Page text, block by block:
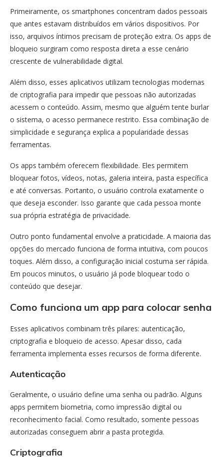
Primeiramente, os smartphones concentram dados pessoais
que antes estavam distribuídos em vários dispositivos. Por
isso, arquivos íntimos precisam de proteção extra. Os apps de
bloqueio surgiram como resposta direta a esse cenário
crescente de vulnerabilidade digital.
Além disso, esses aplicativos utilizam tecnologias modernas
de criptografia para impedir que pessoas não autorizadas
acessem o conteúdo. Assim, mesmo que alguém tente burlar
o sistema, o acesso permanece restrito. Essa combinação de
simplicidade e segurança explica a popularidade dessas
ferramentas.
Os apps também oferecem flexibilidade. Eles permitem
bloquear fotos, vídeos, notas, galeria inteira, pasta específica
e até conversas. Portanto, o usuário controla exatamente o
que deseja esconder. Isso garante que cada pessoa monte
sua própria estratégia de privacidade.
Outro ponto fundamental envolve a praticidade. A maioria das
opções do mercado funciona de forma intuitiva, com poucos
toques. Além disso, a configuração inicial costuma ser rápida.
Em poucos minutos, o usuário já pode bloquear todo o
conteúdo que desejar.
Como funciona um app para colocar senha
Esses aplicativos combinam três pilares: autenticação,
criptografia e bloqueio de acesso. Apesar disso, cada
ferramenta implementa esses recursos de forma diferente.
Autenticação
Geralmente, o usuário define uma senha ou padrão. Alguns
apps permitem biometria, como impressão digital ou
reconhecimento facial. Como resultado, somente pessoas
autorizadas conseguem abrir a pasta protegida.
Criptografia